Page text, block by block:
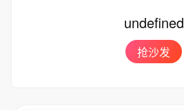
undefined
抢沙发